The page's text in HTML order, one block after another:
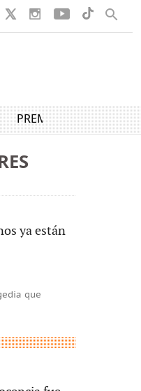
PREMIUM
ya están
que